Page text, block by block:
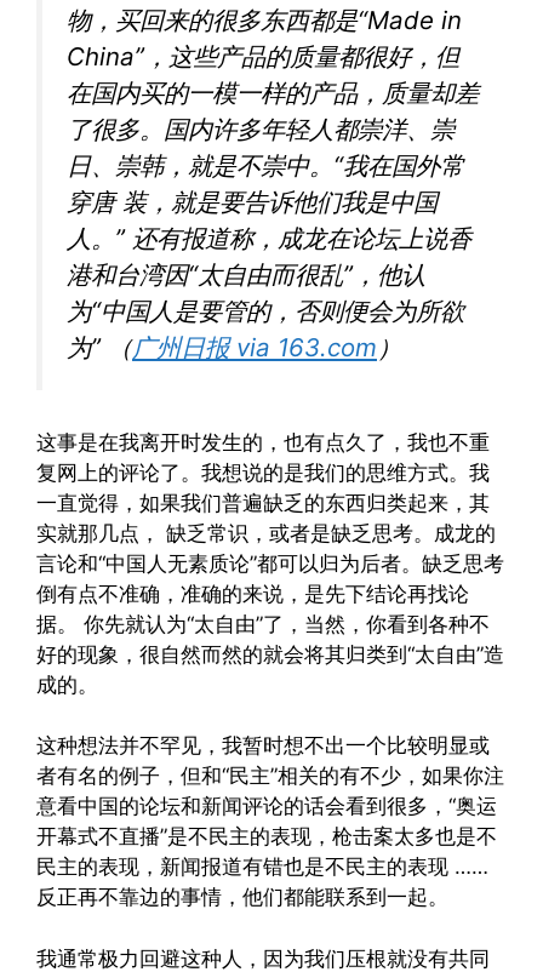
物，买回来的很多东西都是“Made in
China”，这些产品的质量都很好，但
在国内买的一模一样的产品，质量却差
了很多。国内许多年轻人都崇洋、崇
日、崇韩，就是不崇中。“我在国外常
穿唐 装，就是要告诉他们我是中国
人。” 还有报道称，成龙在论坛上说香
港和台湾因“太自由而很乱”，他认
为“中国人是要管的，否则便会为所欲
为” （广州日报 via 163.com ）
这事是在我离开时发生的，也有点久了，我也不重
复网上的评论了。我想说的是我们的思维方式。我
一直觉得，如果我们普遍缺乏的东西归类起来，其
实就那几点， 缺乏常识，或者是缺乏思考。成龙的
言论和“中国人无素质论”都可以归为后者。缺乏思考
倒有点不准确，准确的来说，是先下结论再找论
据。 你先就认为“太自由”了，当然，你看到各种不
好的现象，很自然而然的就会将其归类到“太自由”造
成的。
这种想法并不罕见，我暂时想不出一个比较明显或
者有名的例子，但和“民主”相关的有不少，如果你注
意看中国的论坛和新闻评论的话会看到很多，“奥运
开幕式不直播”是不民主的表现，枪击案太多也是不
民主的表现，新闻报道有错也是不民主的表现 ……
反正再不靠边的事情，他们都能联系到一起。
我通常极力回避这种人，因为我们压根就没有共同